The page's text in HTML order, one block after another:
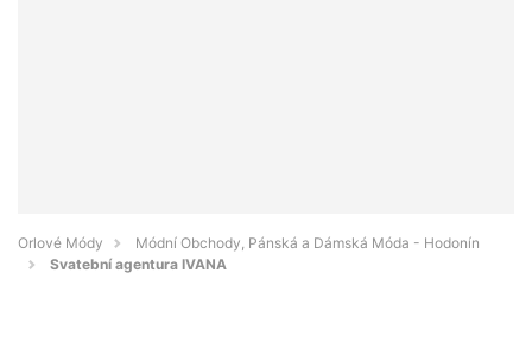
Orlové Módy
Módní Obchody, Pánská a Dámská Móda - Hodonín
Svatební agentura IVANA